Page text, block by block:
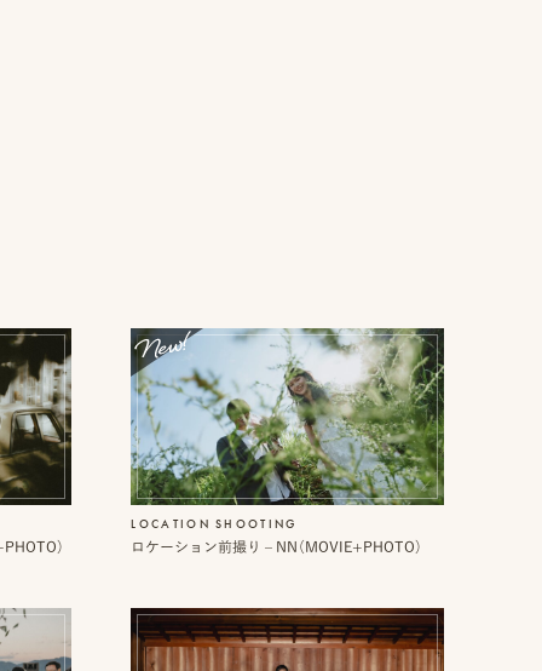
）
LOCATION SHOOTING
ロケーション前撮り – NN（MOVIE+PHOTO）